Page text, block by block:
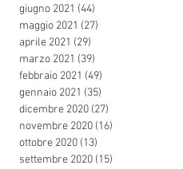
giugno 2021 (44)
maggio 2021 (27)
aprile 2021 (29)
marzo 2021 (39)
febbraio 2021 (49)
gennaio 2021 (35)
dicembre 2020 (27)
novembre 2020 (16)
ottobre 2020 (13)
settembre 2020 (15)